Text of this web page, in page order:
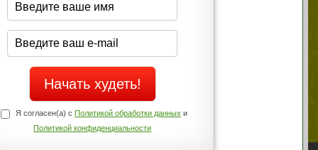
Нет
Телефоны службы поддержки
+7 (909) 421-77-27